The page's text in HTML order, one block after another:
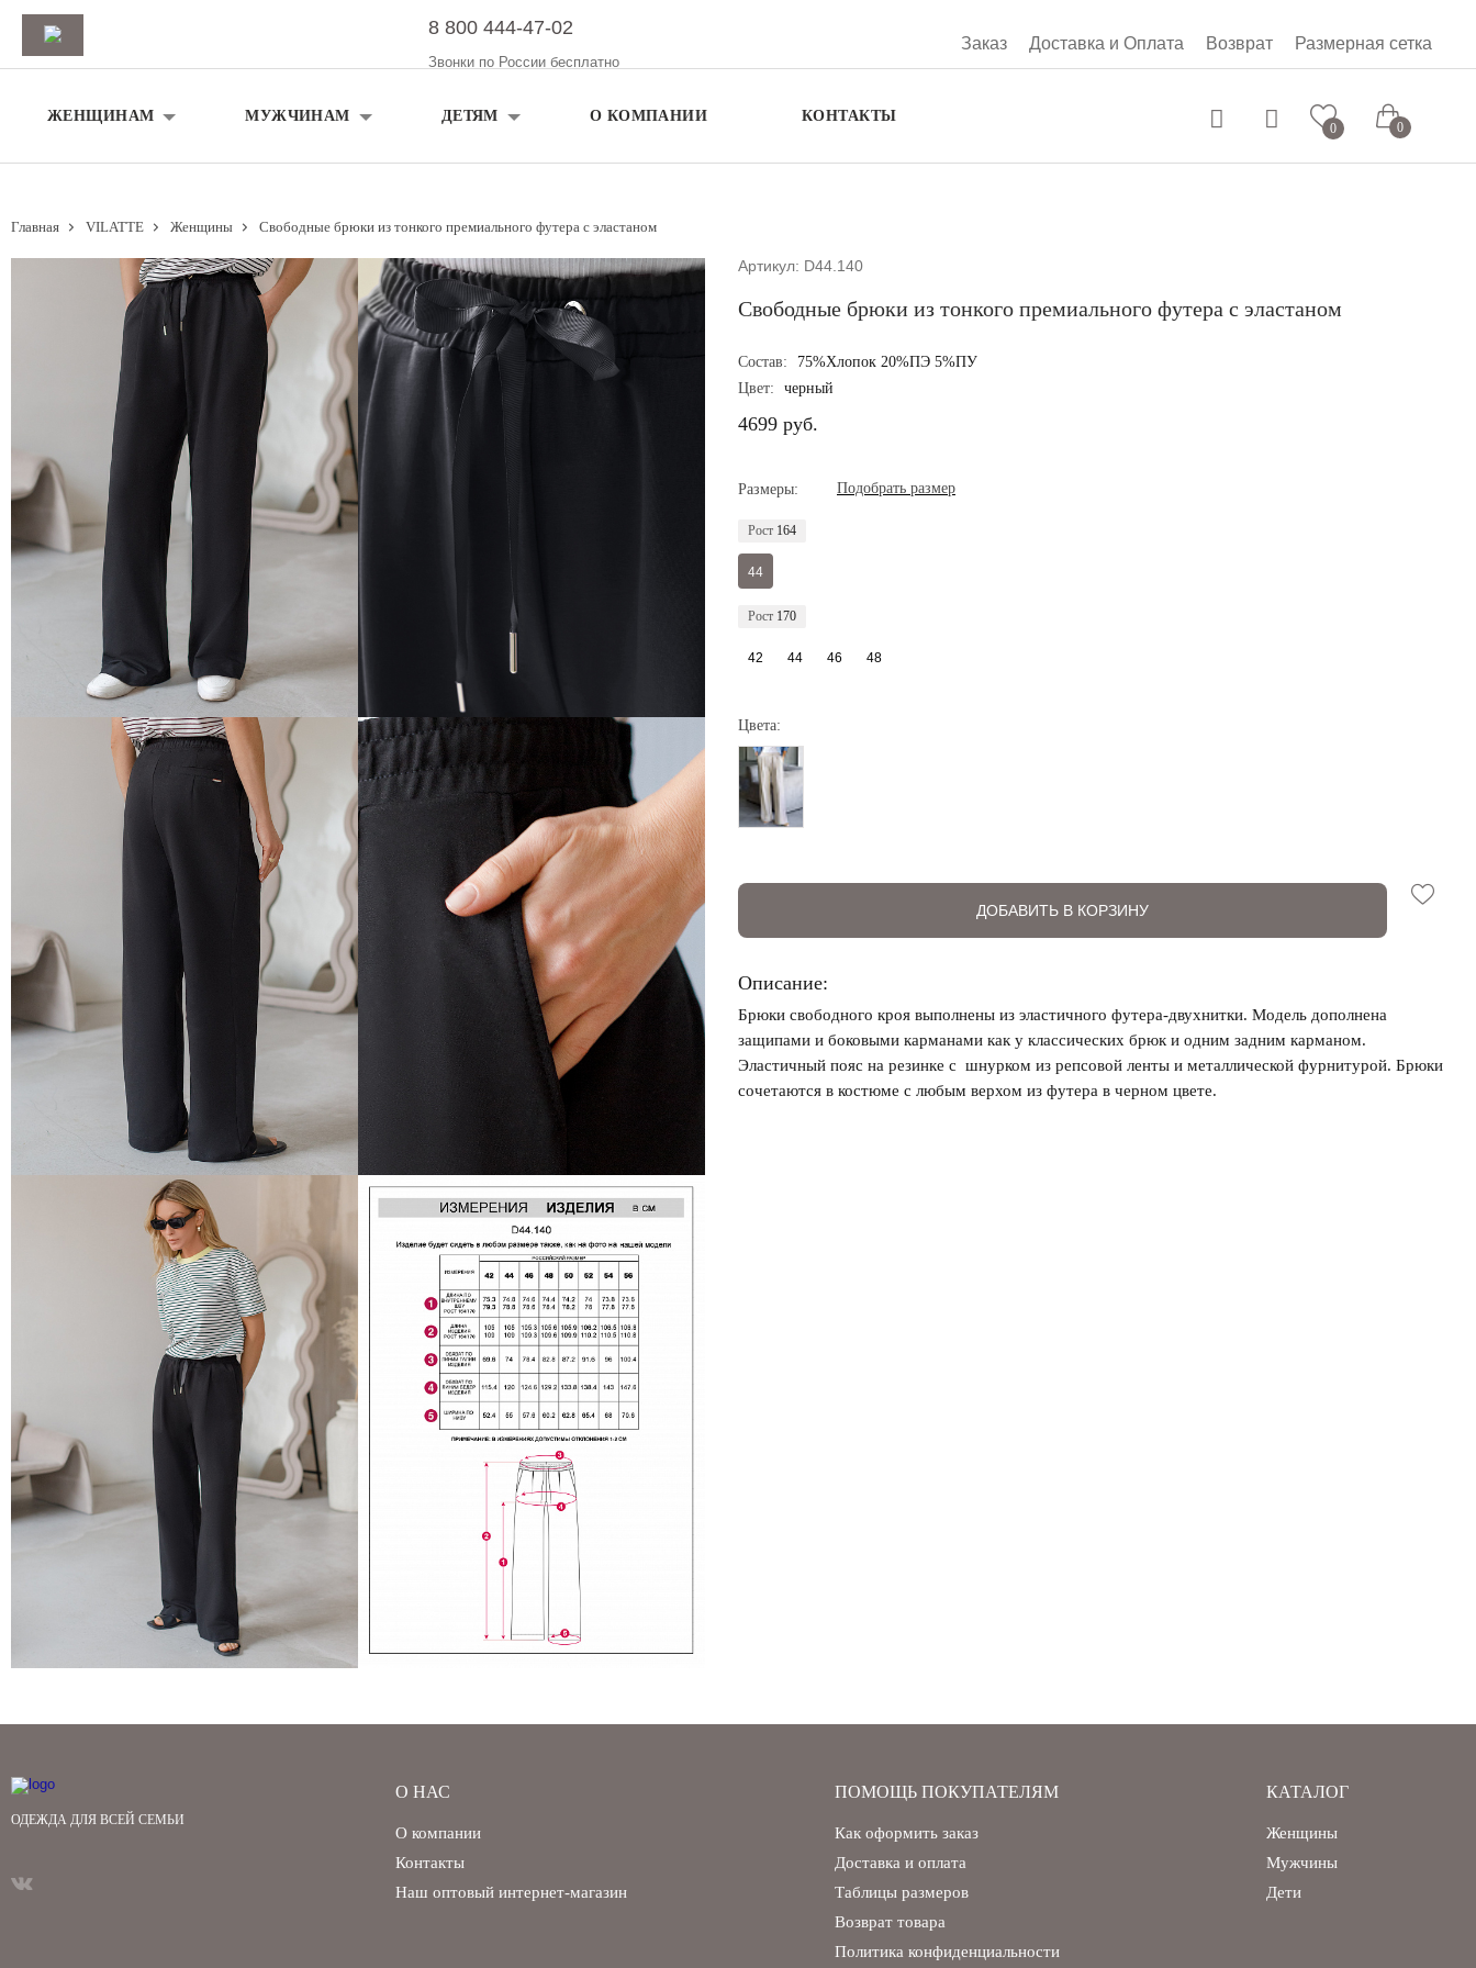
8 800 444-47-02
Звонки по России бесплатно
Заказ Доставка и Оплата Возврат Размерная сетка
ЖЕНЩИНАМ МУЖЧИНАМ ДЕТЯМ О КОМПАНИИ КОНТАКТЫ
Регистрация Авторизация
Запомнить меня на этом компьютере
0 0
Главная VILATTE Женщины Свободные брюки из тонкого премиального футера с эластаном
Артикул: D44.140
Свободные брюки из тонкого премиального футера с эластаном
Состав:
75%Хлопок 20%ПЭ 5%ПУ
Цвет:
черный
4699 руб.
Размеры: Подобрать размер
Рост 164
44
Рост 170
42 44 46 48
Цвета:
ДОБАВИТЬ В КОРЗИНУ
Описание:
Брюки свободного кроя выполнены из эластичного футера-двухнитки. Модель дополнена
защипами и боковыми карманами как у классических брюк и одним задним карманом.
Эластичный пояс на резинке с шнурком из репсовой ленты и металлической фурнитурой. Брюки
сочетаются в костюме с любым верхом из футера в черном цвете.
ОДЕЖДА ДЛЯ ВСЕЙ СЕМЬИ
О НАС
О компании
Контакты
Наш оптовый интернет-магазин
ПОМОЩЬ ПОКУПАТЕЛЯМ
Как оформить заказ
Доставка и оплата
Таблицы размеров
Возврат товара
Политика конфиденциальности
КАТАЛОГ
Женщины
Мужчины
Дети